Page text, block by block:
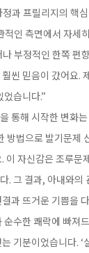
과 프릴리지의 핵
적인 측면에서 자세
부정적인 한쪽 편
씬 믿음이 갔어요.
습니다.”
통해 시작한 변화
방법으로 발기문제
이 자신감은 조루문
. 그 결과, 아내와의
과 뜨거운 기쁨을
순수한 쾌락에 빠져
기분이었습니다. ‘